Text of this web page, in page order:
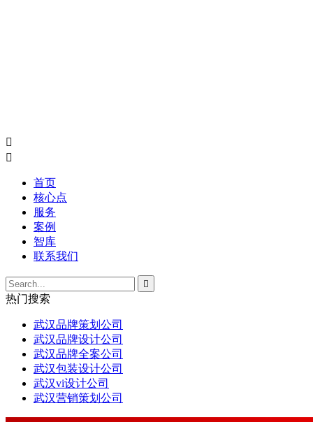


首页
核心点
服务
案例
智库
联系我们

热门搜索
武汉品牌策划公司
武汉品牌设计公司
武汉品牌全案公司
武汉包装设计公司
武汉vi设计公司
武汉营销策划公司